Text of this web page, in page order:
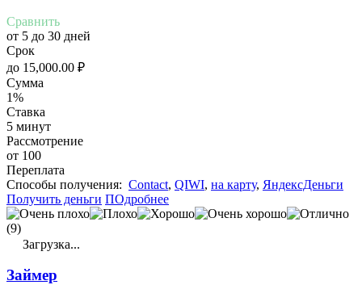
Сравнить
от 5 до 30 дней
Срок
до 15,000.00 ₽
Сумма
1%
Ставка
5 минут
Рассмотрение
от 100
Переплата
Cпособы получения: Contact, QIWI, на карту, ЯндексДеньги
Получить деньги ПОдробнее
(9)
Загрузка...
Займер